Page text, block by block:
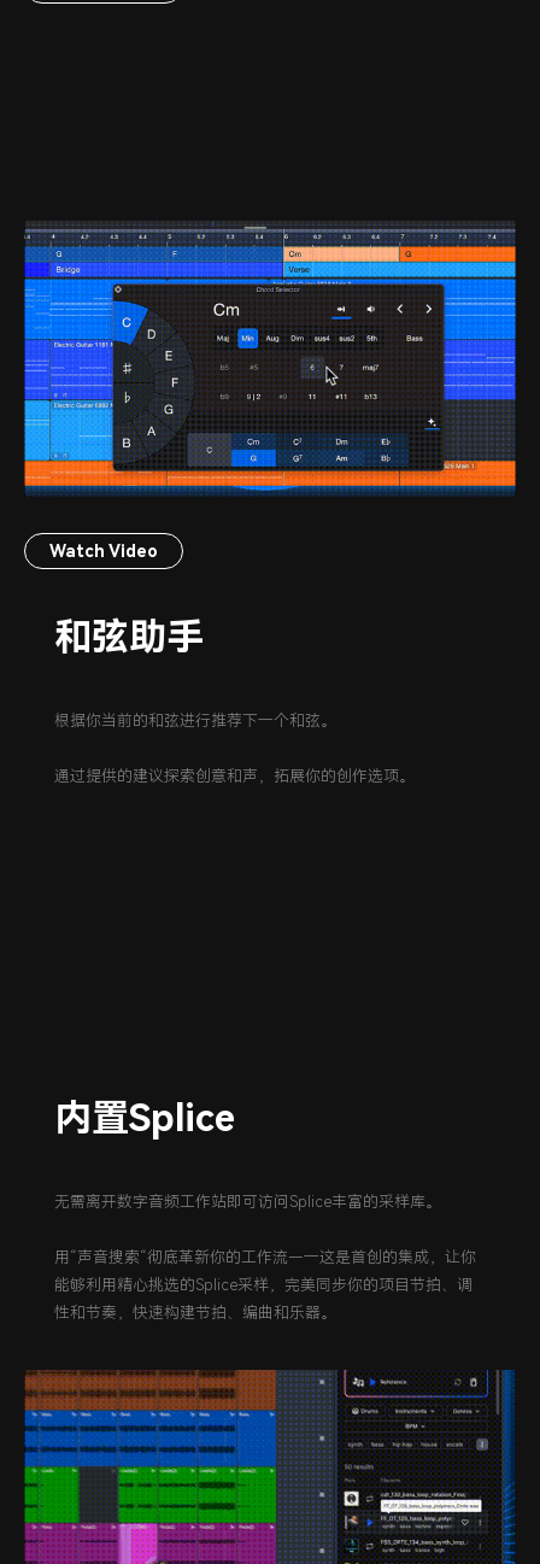
Watch Video
和弦助手
根据你当前的和弦进行推荐下一个和弦。
通过提供的建议探索创意和声，拓展你的创作选项。
内置Splice
无需离开数字音频工作站即可访问Splice丰富的采样库。
用“声音搜索“彻底革新你的工作流—一这是首创的集成，让你
能够利用精心挑选的Splice采样，完美同步你的项目节拍、调
性和节奏，快速构建节拍、编曲和乐器。